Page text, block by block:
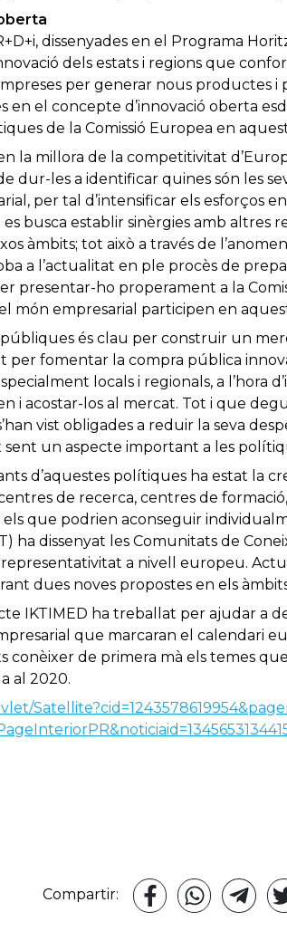
dissenyades en el Programa
dels estats i regions que
per generar nous productes i
en el concepte d’innovació oberta
de la Comissió Europea en
la millora de la competitivitat
dur-les a identificar quines són les
per tal d’intensificar els esforços
es busca establir sinèrgies amb
àmbits; tot això a través de
a l’actualitat en ple procès de
presentar-ho properament a la
món empresarial participen en
és clau per construir un
per fomentar la compra pública
locals i regionals, a l’hora
i acostar-los al mercat. Tot i que
vist obligades a reduir la seva
un aspecte important a les
d’aquestes polítiques ha estat la
de recerca, centres de
que podrien aconseguir
ha dissenyat les Comunitats de
a nivell europeu.
dues noves propostes en els
IKTIMED ha treballat per ajudar a
que marcaran el calendari
conèixer de primera mà els temes
al 2020.
Compartir: